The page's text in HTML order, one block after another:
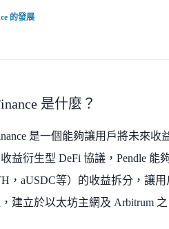
的發展
是什麼？
是一個能夠讓用戶將未來收
益衍生型 DeFi 協議，Pendle 能
，aUSDC等）的收益拆分，讓用
建立於以太坊主網及 Arbitrum 之